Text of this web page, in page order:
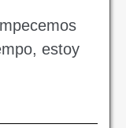
estoy